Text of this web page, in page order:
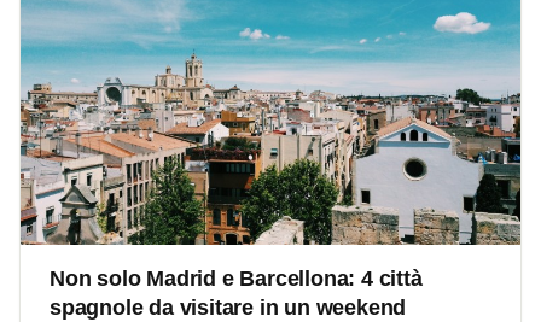
Non solo Madrid e Barcellona: 4 città
spagnole da visitare in un weekend